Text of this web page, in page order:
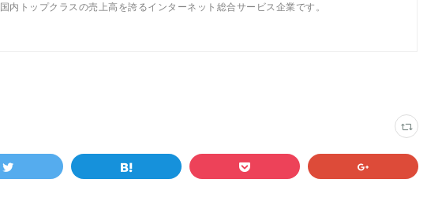
内トップクラスの売上高を誇るインターネット総合サービス企業です。